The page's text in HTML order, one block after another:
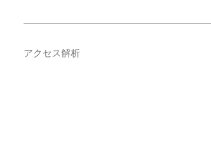
アクセス解析